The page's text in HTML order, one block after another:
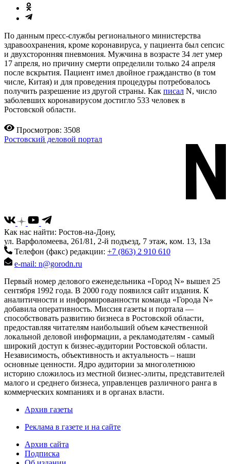
По данным пресс-службы регионального министерства
здравоохранения, кроме коронавируса, у пациента был сепсис
и двухсторонняя пневмония. Мужчина в возрасте 34 лет умер
17 апреля, но причину смерти определили только 24 апреля
после вскрытия. Пациент имел двойное гражданство (в том
числе, Китая) и для проведения процедуры потребовалось
получить разрешение из другой страны. Как писал N, число
заболевших коронавирусом достигло 533 человек в
Ростовской области.
Просмотров: 3508
Ростовский деловой портал
Как нас найти: Ростов-на-Дону,
ул. Варфоломеева, 261/81, 2-й подъезд, 7 этаж, ком. 13, 13а
Телефон (факс) редакции: +7 (863) 2 910 610
e-mail: n@gorodn.ru
Первый номер делового еженедельника «Город N» вышел 25
сентября 1992 года. В 2000 году появился сайт издания. К
аналитичности и информированности команда «Города N»
добавила оперативность. Миссия газеты и портала —
способствовать развитию бизнеса в Ростовской области,
предоставляя читателям наибольший объем качественной
локальной деловой информации, а рекламодателям - самый
широкий доступ к бизнес-аудитории Ростовской области.
Независимость, объективность и актуальность – наши
основные ценности. Ядро аудитории за многолетнюю
историю сложилось из местной бизнес-элиты, представителей
малого и среднего бизнеса, управленцев различного ранга в
коммерческих компаниях и в органах власти.
Архив газеты
Реклама в газете и на сайте
Архив сайта
Подписка